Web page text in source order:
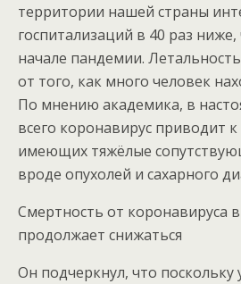
территории нашей страны
госпитализаций в 40 раз
начале пандемии.
от того, как много человек
По мнению академика, в
всего коронавирус приводит
имеющих тяжёлые
вроде опухолей и сахарного
Смертность от коронавируса
продолжает снижаться
Он подчеркнул, что поскольку